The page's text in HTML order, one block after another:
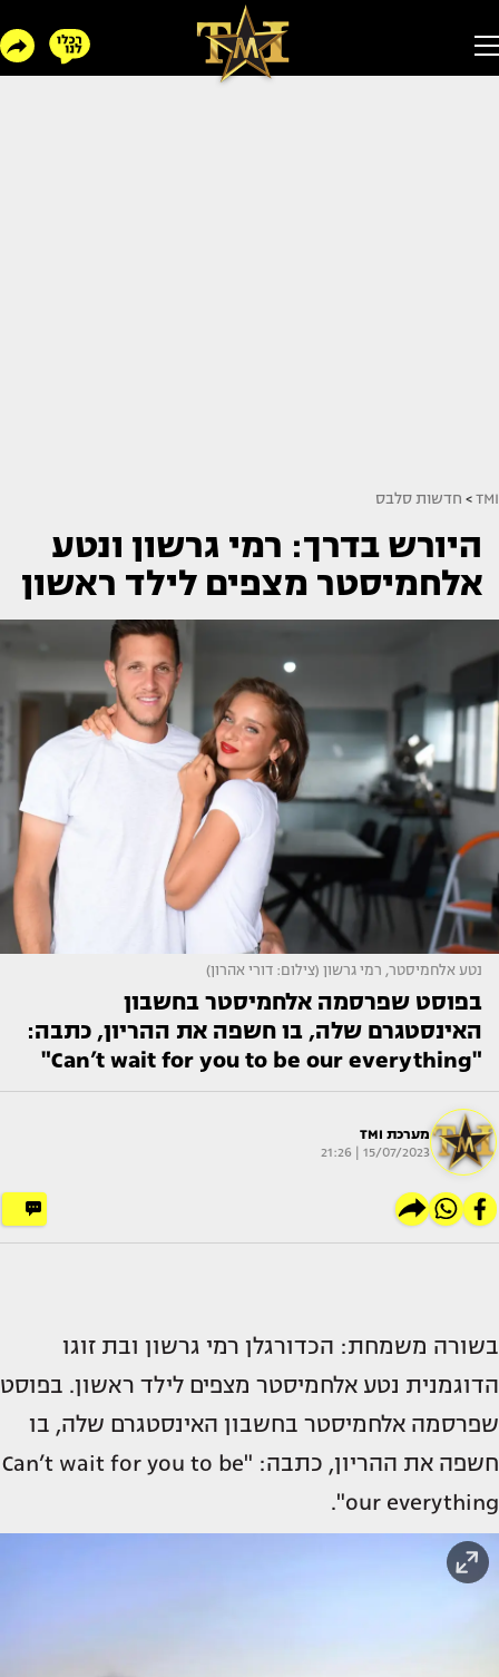
TMI
> חדשות סלבס
היורש בדרך: רמי גרשון ונטע
אלחמיסטר מצפים לילד ראשון
נטע אלחמיסטר, רמי גרשון (צילום: דורי אהרון)
בפוסט שפרסמה אלחמיסטר בחשבון
האינסטגרם שלה, בו חשפה את ההריון, כתבה:
"Can’t wait for you to be our everything"
מערכת TMI
15/07/2023 | 21:26
בשורה משמחת: הכדורגלן רמי גרשון ובת זוגו
הדוגמנית נטע אלחמיסטר מצפים לילד ראשון. בפוסט
שפרסמה אלחמיסטר בחשבון האינסטגרם שלה, בו
חשפה את ההריון, כתבה: "Can’t wait for you to be
our everything".